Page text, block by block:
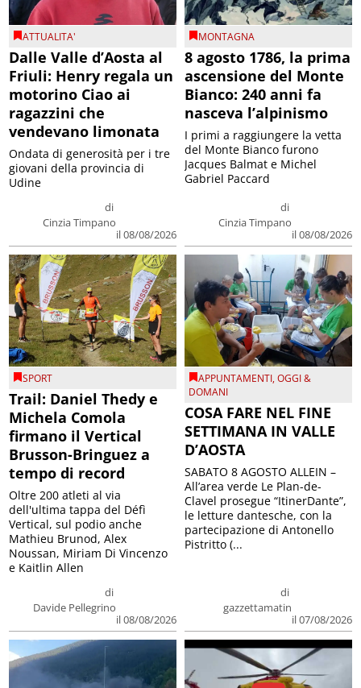
ATTUALITA'
Dalle Valle d’Aosta al
Friuli: Henry regala un
motorino Ciao ai
ragazzini che
vendevano limonata
di
Cinzia Timpano
il 08/08/2026
Ondata di generosità per i tre
giovani della provincia di
Udine
MONTAGNA
8 agosto 1786, la prima
ascensione del Monte
Bianco: 240 anni fa
nasceva l’alpinismo
di
Cinzia Timpano
il 08/08/2026
I primi a raggiungere la vetta
del Monte Bianco furono
Jacques Balmat e Michel
Gabriel Paccard
SPORT
Trail: Daniel Thedy e
Michela Comola
firmano il Vertical
Brusson-Bringuez a
tempo di record
di
Davide Pellegrino
il 08/08/2026
Oltre 200 atleti al via
dell'ultima tappa del Défì
Vertical, sul podio anche
Mathieu Brunod, Alex
Noussan, Miriam Di Vincenzo
e Kaitlin Allen
APPUNTAMENTI,OGGI &
DOMANI
COSA FARE NEL FINE
SETTIMANA IN VALLE
D’AOSTA
di
gazzettamatin
il 07/08/2026
SABATO 8 AGOSTO ALLEIN –
All’area verde Le Plan-de-
Clavel prosegue “ItinerDante”,
le letture dantesche, con la
partecipazione di Antonello
Pistritto (...